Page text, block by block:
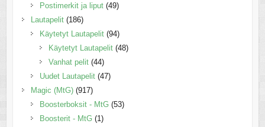
Postimerkit ja liput (49)
Lautapelit (186)
Käytetyt Lautapelit (94)
Käytetyt Lautapelit (48)
Vanhat pelit (44)
Uudet Lautapelit (47)
Magic (MtG) (917)
Boosterboksit - MtG (53)
Boosterit - MtG (1)